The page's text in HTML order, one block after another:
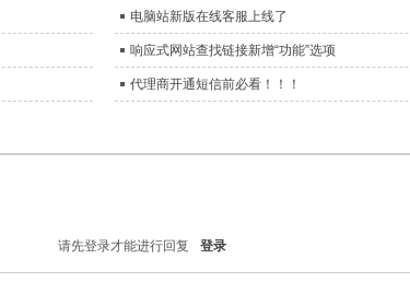
电脑站新版在线客服上线了
响应式网站查找链接新增“功能”选项
代理商开通短信前必看！！！
请先登录才能进行回复 登录